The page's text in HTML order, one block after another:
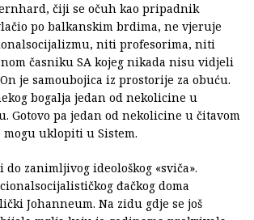
čiji se očuh kao pripadnik
po balkanskim brdima, ne vjeruje
niti profesorima, niti
časniku SA kojeg nikada nisu vidjeli
je samoubojica iz prostorije za obuću.
bogalja jedan od nekolicine u
Gotovo pa jedan od nekolicine u čitavom
mogu uklopiti u Sistem.
do zanimljivog ideološkog «sviča».
đačkog doma
Johanneum. Na zidu gdje se još